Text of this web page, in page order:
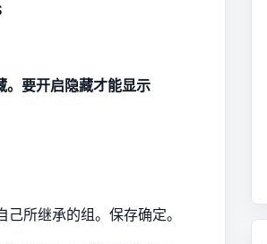
要开启隐藏才能显示
所继承的组。保存确定。